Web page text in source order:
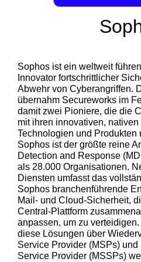
Sophos ist ein weltweit
Innovator fortschrittlicher
Abwehr von Cyberangriffen.
übernahm Secureworks im
damit zwei Pioniere, die die
mit ihren innovativen,
Technologien und Produkten
Sophos ist der größte reine
Detection and Response
als 28.000 Organisationen.
Diensten umfasst das
Sophos branchenführende
Mail- und Cloud-Sicherheit,
Central-Plattform
anpassen, um zu verteidigen.
diese Lösungen über
Service Provider (MSPs)
Service Provider (MSSPs)